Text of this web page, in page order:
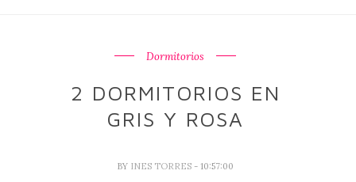
Dormitorios
2 DORMITORIOS EN
GRIS Y ROSA
BY INES TORRES - 10:57:00